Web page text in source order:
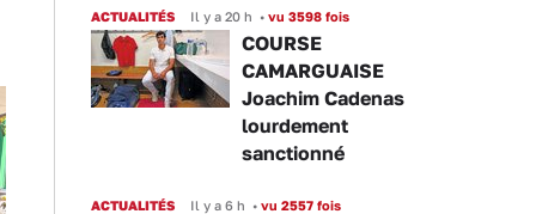
ACTUALITÉS Il y a 20 h • vu 3598 fois
COURSE
CAMARGUAISE
Joachim Cadenas
lourdement
sanctionné
ACTUALITÉS Il y a 6 h • vu 2557 fois